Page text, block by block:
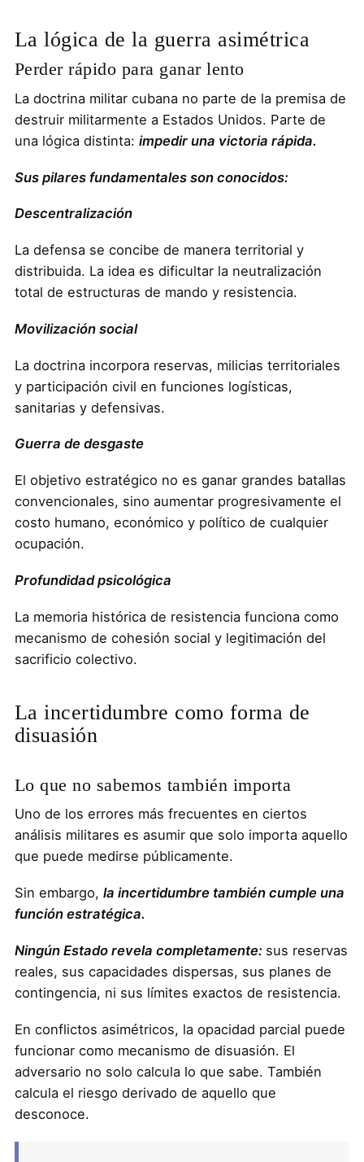
La lógica de la guerra asimétrica
Perder rápido para ganar lento
La doctrina militar cubana no parte de la premisa de
destruir militarmente a Estados Unidos. Parte de
una lógica distinta: impedir una victoria rápida.
Sus pilares fundamentales son conocidos:
Descentralización
La defensa se concibe de manera territorial y
distribuida. La idea es dificultar la neutralización
total de estructuras de mando y resistencia.
Movilización social
La doctrina incorpora reservas, milicias territoriales
y participación civil en funciones logísticas,
sanitarias y defensivas.
Guerra de desgaste
El objetivo estratégico no es ganar grandes batallas
convencionales, sino aumentar progresivamente el
costo humano, económico y político de cualquier
ocupación.
Profundidad psicológica
La memoria histórica de resistencia funciona como
mecanismo de cohesión social y legitimación del
sacrificio colectivo.
La incertidumbre como forma de
disuasión
Lo que no sabemos también importa
Uno de los errores más frecuentes en ciertos
análisis militares es asumir que solo importa aquello
que puede medirse públicamente.
Sin embargo, la incertidumbre también cumple una
función estratégica.
Ningún Estado revela completamente: sus reservas
reales, sus capacidades dispersas, sus planes de
contingencia, ni sus límites exactos de resistencia.
En conflictos asimétricos, la opacidad parcial puede
funcionar como mecanismo de disuasión. El
adversario no solo calcula lo que sabe. También
calcula el riesgo derivado de aquello que
desconoce.